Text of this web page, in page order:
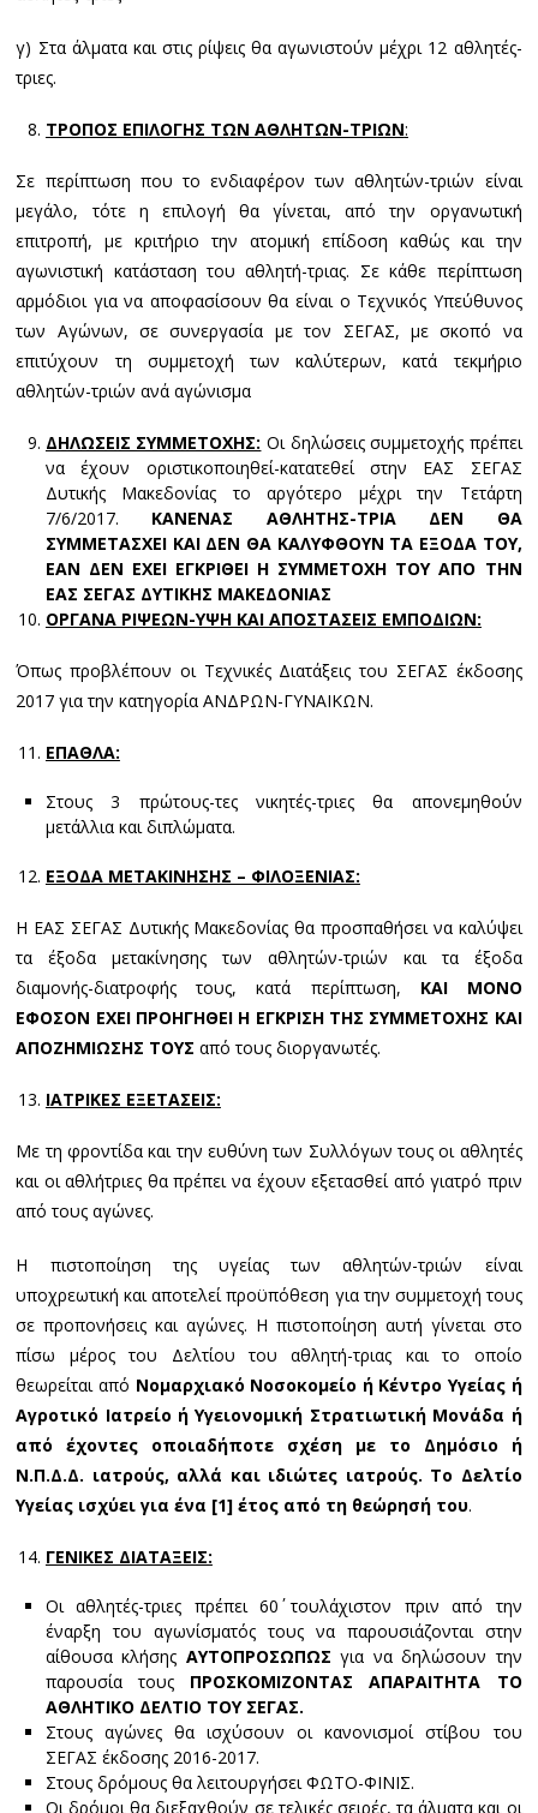
γ) Στα άλματα και στις ρίψεις θα αγωνιστούν μέχρι 12 αθλητές-
τριες.
ΤΡΟΠΟΣ ΕΠΙΛΟΓΗΣ ΤΩΝ ΑΘΛΗΤΩΝ-ΤΡΙΩΝ:
Σε περίπτωση που το ενδιαφέρον των αθλητών-τριών είναι
μεγάλο, τότε η επιλογή θα γίνεται, από την οργανωτική
επιτροπή, με κριτήριο την ατομική επίδοση καθώς και την
αγωνιστική κατάσταση του αθλητή-τριας. Σε κάθε περίπτωση
αρμόδιοι για να αποφασίσουν θα είναι ο Τεχνικός Υπεύθυνος
των Αγώνων, σε συνεργασία με τον ΣΕΓΑΣ, με σκοπό να
επιτύχουν τη συμμετοχή των καλύτερων, κατά τεκμήριο
αθλητών-τριών ανά αγώνισμα
ΔΗΛΩΣΕΙΣ ΣΥΜΜΕΤΟΧΗΣ: Οι δηλώσεις συμμετοχής πρέπει
να έχουν οριστικοποιηθεί-κατατεθεί στην ΕΑΣ ΣΕΓΑΣ
Δυτικής Μακεδονίας το αργότερο μέχρι την Τετάρτη
7/6/2017. ΚΑΝΕΝΑΣ ΑΘΛΗΤΗΣ-ΤΡΙΑ ΔΕΝ ΘΑ
ΣΥΜΜΕΤΑΣΧΕΙ ΚΑΙ ΔΕΝ ΘΑ ΚΑΛΥΦΘΟΥΝ ΤΑ ΕΞΟΔΑ ΤΟΥ,
ΕΑΝ ΔΕΝ ΕΧΕΙ ΕΓΚΡΙΘΕΙ Η ΣΥΜΜΕΤΟΧΗ ΤΟΥ ΑΠΟ ΤΗΝ
ΕΑΣ ΣΕΓΑΣ ΔΥΤΙΚΗΣ ΜΑΚΕΔΟΝΙΑΣ
ΟΡΓΑΝΑ ΡΙΨΕΩΝ-ΥΨΗ ΚΑΙ ΑΠΟΣΤΑΣΕΙΣ ΕΜΠΟΔΙΩΝ:
Όπως προβλέπουν οι Τεχνικές Διατάξεις του ΣΕΓΑΣ έκδοσης
2017 για την κατηγορία ΑΝΔΡΩΝ-ΓΥΝΑΙΚΩΝ.
ΕΠΑΘΛΑ:
Στους 3 πρώτους-τες νικητές-τριες θα απονεμηθούν
μετάλλια και διπλώματα.
ΕΞΟΔΑ ΜΕΤΑΚΙΝΗΣΗΣ – ΦΙΛΟΞΕΝΙΑΣ:
Η ΕΑΣ ΣΕΓΑΣ Δυτικής Μακεδονίας θα προσπαθήσει να καλύψει
τα έξοδα μετακίνησης των αθλητών-τριών και τα έξοδα
διαμονής-διατροφής τους, κατά περίπτωση, ΚΑΙ ΜΟΝΟ
ΕΦΟΣΟΝ ΕΧΕΙ ΠΡΟΗΓΗΘΕΙ Η ΕΓΚΡΙΣΗ ΤΗΣ ΣΥΜΜΕΤΟΧΗΣ ΚΑΙ
ΑΠΟΖΗΜΙΩΣΗΣ ΤΟΥΣ από τους διοργανωτές.
ΙΑΤΡΙΚΕΣ ΕΞΕΤΑΣΕΙΣ:
Με τη φροντίδα και την ευθύνη των Συλλόγων τους οι αθλητές
και οι αθλήτριες θα πρέπει να έχουν εξετασθεί από γιατρό πριν
από τους αγώνες.
Η πιστοποίηση της υγείας των αθλητών-τριών είναι
υποχρεωτική και αποτελεί προϋπόθεση για την συμμετοχή τους
σε προπονήσεις και αγώνες. Η πιστοποίηση αυτή γίνεται στο
πίσω μέρος του Δελτίου του αθλητή-τριας και το οποίο
θεωρείται από Νομαρχιακό Νοσοκομείο ή Κέντρο Υγείας ή
Αγροτικό Ιατρείο ή Υγειονομική Στρατιωτική Μονάδα ή
από έχοντες οποιαδήποτε σχέση με το Δημόσιο ή
Ν.Π.Δ.Δ. ιατρούς, αλλά και ιδιώτες ιατρούς. Το Δελτίο
Υγείας ισχύει για ένα [1] έτος από τη θεώρησή του.
ΓΕΝΙΚΕΣ ΔΙΑΤΑΞΕΙΣ:
Οι αθλητές-τριες πρέπει 60΄ τουλάχιστον πριν από την
έναρξη του αγωνίσματός τους να παρουσιάζονται στην
αίθουσα κλήσης ΑΥΤΟΠΡΟΣΩΠΩΣ για να δηλώσουν την
παρουσία τους ΠΡΟΣΚΟΜΙΖΟΝΤΑΣ ΑΠΑΡΑΙΤΗΤΑ ΤΟ
ΑΘΛΗΤΙΚΟ ΔΕΛΤΙΟ ΤΟΥ ΣΕΓΑΣ.
Στους αγώνες θα ισχύσουν οι κανονισμοί στίβου του
ΣΕΓΑΣ έκδοσης 2016-2017.
Στους δρόμους θα λειτουργήσει ΦΩΤΟ-ΦΙΝΙΣ.
Οι δρόμοι θα διεξαχθούν σε τελικές σειρές, τα άλματα και οι